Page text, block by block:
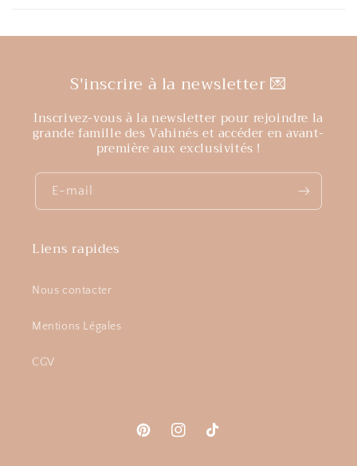
S'inscrire à la newsletter 💌
Inscrivez-vous à la newsletter pour rejoindre la
grande famille des Vahinés et accéder en avant-
première aux exclusivités !
E-mail
Liens rapides
Nous contacter
Mentions Légales
CGV
PinterestInstagramTikTok